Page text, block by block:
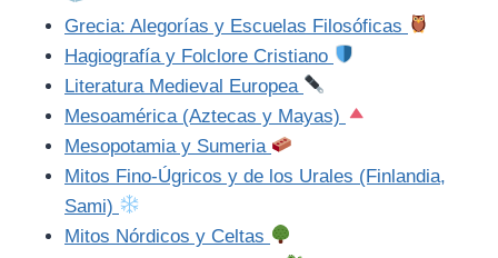
Grecia: Alegorías y Escuelas Filosóficas
Hagiografía y Folclore Cristiano
Literatura Medieval Europea
Mesoamérica (Aztecas y Mayas)
Mesopotamia y Sumeria
Mitos Fino-Úgricos y de los Urales (Finlandia,
Sami)
Mitos Nórdicos y Celtas